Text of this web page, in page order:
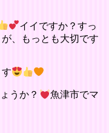
イイですか？すっ
、もっとも大切です
うか？
魚津市でマ